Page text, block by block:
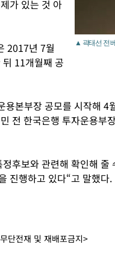
▲ 곽태선 전
가 있는 것 아
2017년 7월
11개월째 공
용본부장 공모를 시작해 4
전 한국은행 투자운용부
후보와 관련해 확인해 줄
진행하고 있다“고 말했
단전재 및 재배포금지>